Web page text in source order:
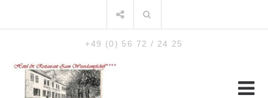
nach:
+49 (0) 56 72 / 24 25